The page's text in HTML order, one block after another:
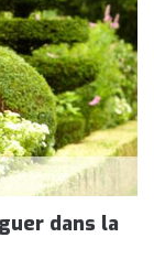
dans la